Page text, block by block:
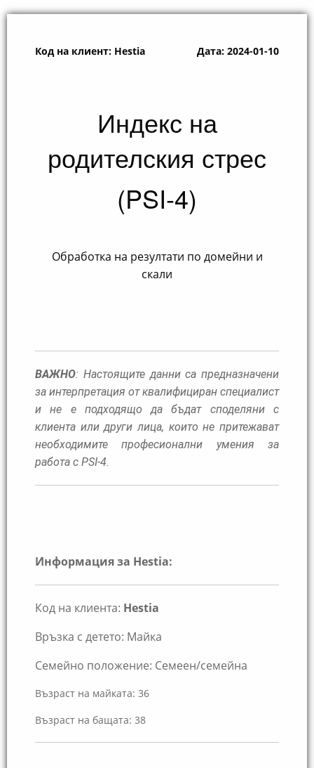
Код на клиент: Hestia Дата: 2024-01-10
Индекс на
родителския стрес
(PSI-4)
Обработка на резултати по домейни и
скали
ВАЖНО: Настоящите данни са предназначени
за интерпретация от квалифициран специалист
и не е подходящо да бъдат споделяни с
клиента или други лица, които не притежават
необходимите професионални умения за
работа с PSI-4.
Информация за Hestia:
Код на клиента: Hestia
Връзка с детето: Майка
Семейно положение: Семеен/семейна
Възраст на майката: 36
Възраст на бащата: 38